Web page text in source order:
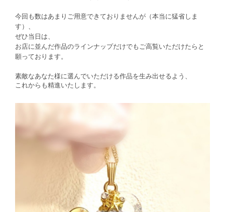
今回も数はあまりご用意できておりませんが（本当に猛省しま
す）、
ぜひ当日は、
お店に並んだ作品のラインナップだけでもご高覧いただけたらと
願っております。
素敵なあなた様に選んでいただける作品を生み出せるよう、
これからも精進いたします。